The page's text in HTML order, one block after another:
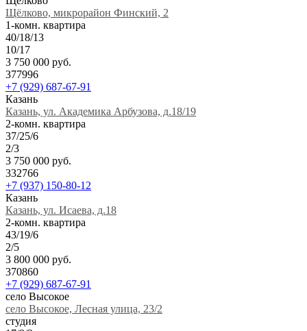
Щёлково, микрорайон Финский, 2
1-комн. квартира
40/18/13
10/17
3 750 000 руб.
377996
+7 (929) 687-67-91
Казань
Казань, ул. Академика Арбузова, д.18/19
2-комн. квартира
37/25/6
2/3
3 750 000 руб.
332766
+7 (937) 150-80-12
Казань
Казань, ул. Исаева, д.18
2-комн. квартира
43/19/6
2/5
3 800 000 руб.
370860
+7 (929) 687-67-91
село Высокое
село Высокое, Лесная улица, 23/2
студия